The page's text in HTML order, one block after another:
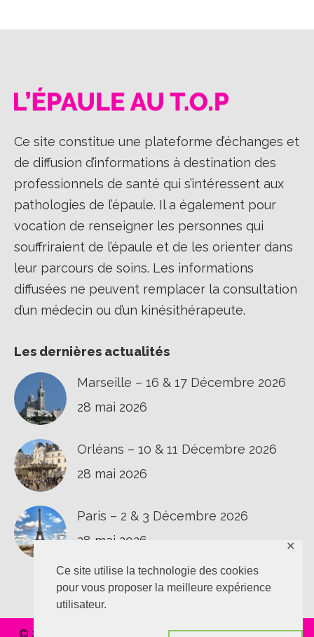
Ce site utilise la technologie des cookies
pour vous proposer la meilleure expérience
utilisateur.
✕
Ce site constitue une plateforme d’échanges et
de diffusion d’informations à destination des
professionnels de santé qui s’intéressent aux
pathologies de l’épaule. Il a également pour
vocation de renseigner les personnes qui
souffriraient de l’épaule et de les orienter dans
leur parcours de soins. Les informations
diffusées ne peuvent remplacer la consultation
d’un médecin ou d’un kinésithérapeute.
Les dernières actualités
Marseille – 16 & 17 Décembre 2026
28 mai 2026
Orléans – 10 & 11 Décembre 2026
28 mai 2026
Paris – 2 & 3 Décembre 2026
28 mai 2026
© 2020 L'épaule au T.O.P | Confidentialité|Vie privée|